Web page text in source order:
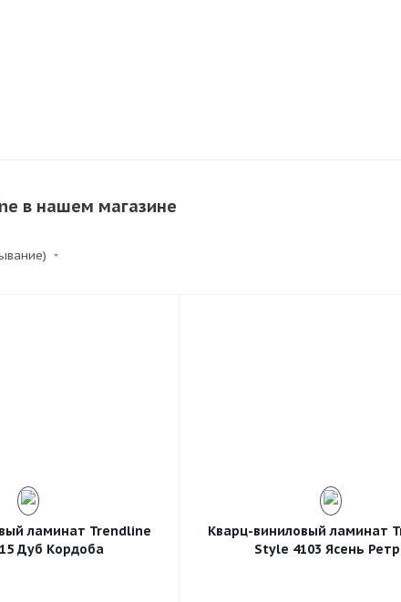
в нашем магазине
ламинат Trendline
Дуб Кордоба
Кварц-виниловый ламинат
Style 4103 Ясень